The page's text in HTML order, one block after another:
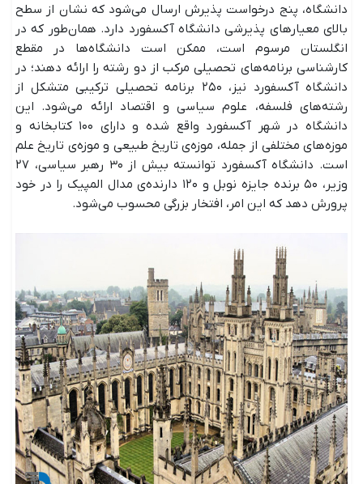
دانشگاه، پنج درخواست پذیرش ارسال می‌شود که نشان از سطح
بالای معیارهای پذیرشی دانشگاه آکسفورد دارد. همان‌طور که در
انگلستان مرسوم است، ممکن است دانشگاه‌ها در مقطع
کارشناسی برنامه‌های تحصیلی مرکب از دو رشته را ارائه دهند؛ در
دانشگاه آکسفورد نیز، ۲۵۰ برنامه تحصیلی ترکیبی متشکل از
رشته‌های فلسفه، علوم سیاسی و اقتصاد ارائه می‌شود. این
دانشگاه در شهر آکسفورد واقع شده و دارای ۱۰۰ کتابخانه و
موزه‌های مختلفی از جمله، موزه‌ی تاریخ طبیعی و موزه‌ی تاریخ علم
است. دانشگاه آکسفورد توانسته بیش از ۳۰ رهبر سیاسی، ۲۷
وزیر، ۵۰ برنده جایزه نوبل و ۱۲۰ دارنده‌ی مدال المپیک را در خود
پرورش دهد که این امر، افتخار بزرگی محسوب می‌شود.